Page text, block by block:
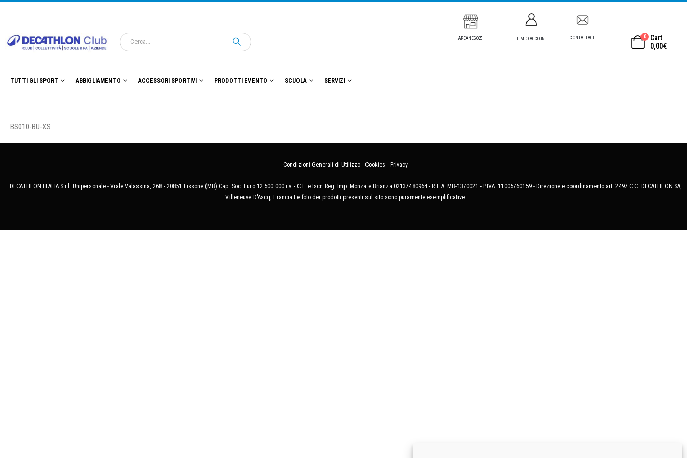
AREANEGOZI IL MIO ACCOUNT CONTATTACI 0
Cart
0,00€
TUTTI GLI SPORT ABBIGLIAMENTO ACCESSORI SPORTIVI PRODOTTI EVENTO SCUOLA SERVIZI
BS010-BU-XS
Condizioni Generali di Utilizzo - Cookies - Privacy
DECATHLON ITALIA S.r.l. Unipersonale - Viale Valassina, 268 - 20851 Lissone (MB) Cap. Soc. Euro 12.500.000 i.v. - C.F. e Iscr. Reg. Imp. Monza e Brianza 02137480964 - R.E.A. MB-1370021 - P.IVA. 11005760159 - Direzione e coordinamento art. 2497 C.C. DECATHLON SA,
Villeneuve D'Ascq, Francia Le foto dei prodotti presenti sul sito sono puramente esemplificative.